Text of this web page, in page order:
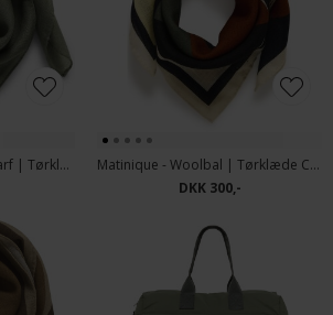
Matinique - Woolball scarf | Tørklæde Sea Spray
Matinique - Woolbal | Tørklæde Caribou
DKK 300,-